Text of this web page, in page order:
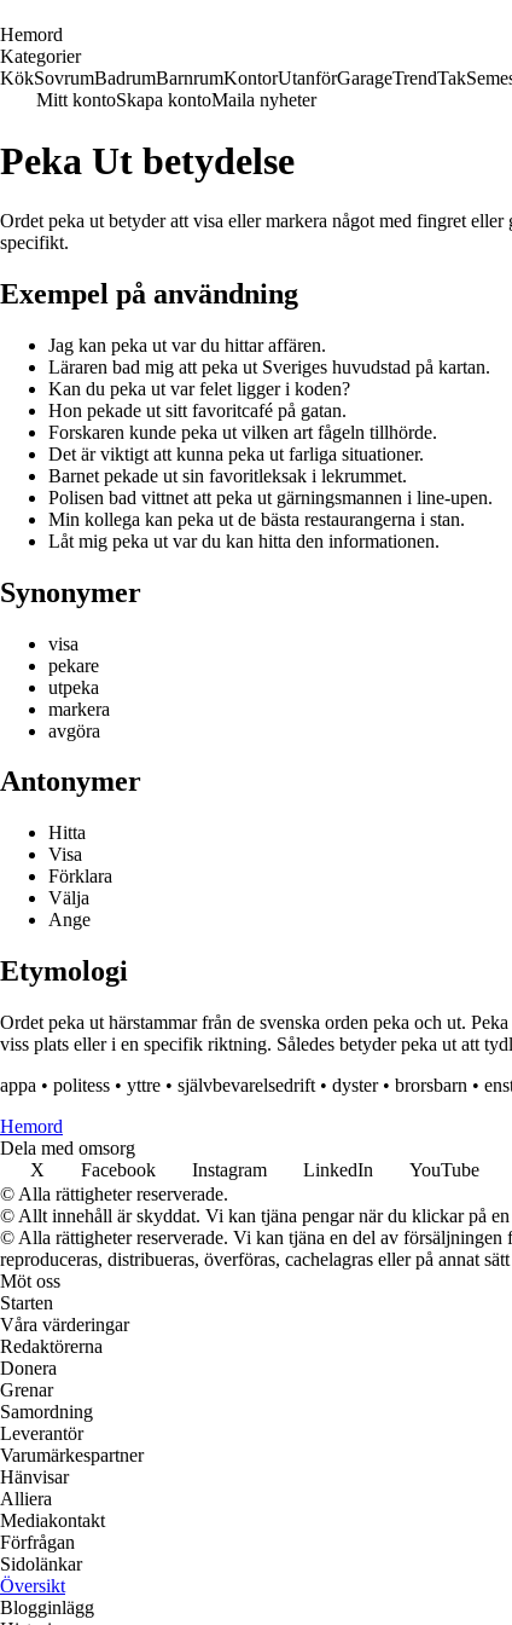
Hemord
Kategorier
KökSovrumBadrumBarnrumKontorUtanförGarageTrendTak
Mitt kontoSkapa kontoMaila nyheter
Peka Ut betydelse
Ordet peka ut betyder att visa eller markera något med fingret
specifikt.
Exempel på användning
Jag kan peka ut var du hittar affären.
Läraren bad mig att peka ut Sveriges huvudstad på kartan.
Kan du peka ut var felet ligger i koden?
Hon pekade ut sitt favoritcafé på gatan.
Forskaren kunde peka ut vilken art fågeln tillhörde.
Det är viktigt att kunna peka ut farliga situationer.
Barnet pekade ut sin favoritleksak i lekrummet.
Polisen bad vittnet att peka ut gärningsmannen i line-upen.
Min kollega kan peka ut de bästa restaurangerna i stan.
Låt mig peka ut var du kan hitta den informationen.
Synonymer
visa
pekare
utpeka
markera
avgöra
Antonymer
Hitta
Visa
Förklara
Välja
Ange
Etymologi
Ordet peka ut härstammar från de svenska orden peka och ut.
viss plats eller i en specifik riktning. Således betyder peka ut att
appa • politess • yttre • självbevarelsedrift • dyster• brorsbarn •
Hemord
Dela med omsorg
X
Facebook Instagram LinkedIn YouTube
© Alla rättigheter reserverade.
© Allt innehåll är skyddat. Vi kan tjäna pengar när du klickar på
© Alla rättigheter reserverade. Vi kan tjäna en del av
reproduceras, distribueras, överföras, cachelagras eller på annat
Möt oss
Starten
Våra värderingar
Redaktörerna
Donera
Grenar
Samordning
Leverantör
Varumärkespartner
Hänvisar
Alliera
Mediakontakt
Förfrågan
Sidolänkar
Översikt
Blogginlägg